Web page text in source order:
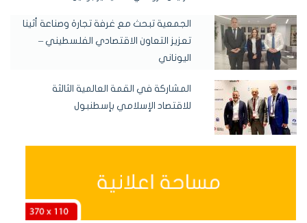
الجمعية تبحث مع غرفة تجارة وصناعة أثينا
تعزيز التعاون الاقتصادي الفلسطيني –
اليوناني
المشاركة في القمة العالمية الثالثة
للاقتصاد الإسلامي بإسطنبول